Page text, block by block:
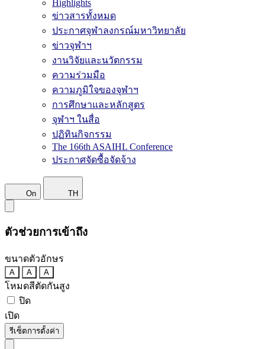
Highlights
ข่าวสารทั้งหมด
ประกาศจุฬาลงกรณ์มหาวิทยาลัย
ข่าวจุฬาฯ
งานวิจัยและนวัตกรรม
ความร่วมมือ
ความภูมิใจของจุฬาฯ
การศึกษาและหลักสูตร
จุฬาฯ ในสื่อ
ปฏิทินกิจกรรม
The 166th ASAIHL Conference
ประกาศจัดซื้อจัดจ้าง
On TH
ตัวช่วยการเข้าถึง
ขนาดตัวอักษร
A A A
โหมดสีตัดกันสูง
ปิด
เปิด
รีเซ็ตการตั้งค่า